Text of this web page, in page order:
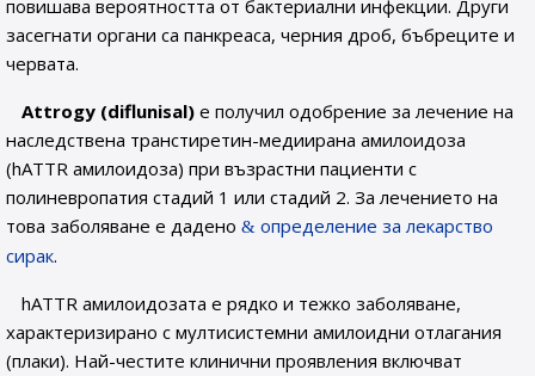
повишава вероятността от бактериални инфекции. Други
засегнати органи са панкреаса, черния дроб, бъбреците и
червата.
Attrogy (diflunisal) е получил одобрение за лечение на
наследствена транстиретин-медиирана амилоидоза
(hATTR амилоидоза) при възрастни пациенти с
полиневропатия стадий 1 или стадий 2. За лечението на
това заболяване е дадено
определение за лекарство
сирак.
hATTR амилоидозата е рядко и тежко заболяване,
характеризирано с мултисистемни амилоидни отлагания
(плаки). Най-честите клинични проявления включват